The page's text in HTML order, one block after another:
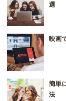
選
映画
簡単
法